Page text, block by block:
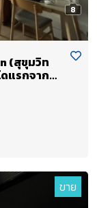
8
(สุขุมวิท
แรกจาก
ขาย